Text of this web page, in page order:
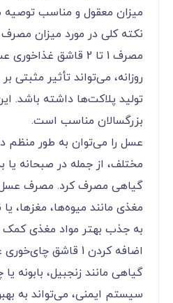
میزان معقول و مناسب توصیه
نکته کلی در مورد میزان
مصرف 1 تا 2 قاشق
روزانه، می‌تواند تأثیر
تولید پلاکت‌ها داشته باشد.
بزرگسالان مناسب است.
عسل را می‌توان به طور منظم
مختلف، از جمله در صبحانه
گیاهی مصرف کرد. مصرف عسل
مغذی مانند میوه‌ها، مغزها،
به جذب بهتر مواد مغذی کمک
اضافه کردن 1 قاشق
گیاهی مانند زنجبیل، بابونه
سیستم ایمنی، می‌تواند به